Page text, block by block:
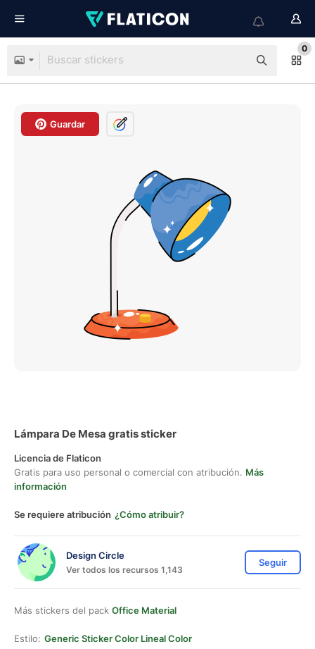
0
Guardar
Lámpara De Mesa gratis sticker
Licencia de Flaticon
Gratis para uso personal o comercial con atribución. Más
información
Se requiere atribución ¿Cómo atribuir?
Design Circle
Ver todos los recursos 1,143
Seguir
Más stickers del pack Office Material
Estilo: Generic Sticker Color Lineal Color